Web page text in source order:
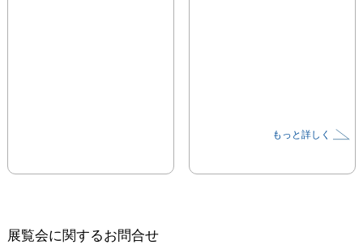
もっと詳しく
展覧会に関するお問合せ